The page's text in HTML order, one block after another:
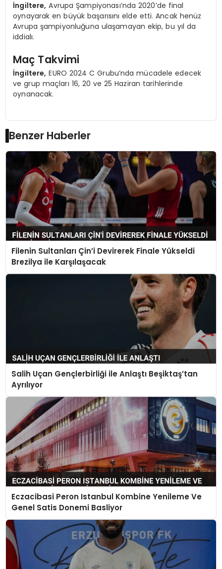
İngiltere, Avrupa Şampiyonası’nda 2020’de final
oynayarak en büyük başarısını elde etti. Ancak henüz
Avrupa şampiyonluğuna ulaşamayan ekip, bu yıl da
iddialı.
Maç Takvimi
İngiltere, EURO 2024 C Grubu’nda mücadele edecek
ve grup maçları 16, 20 ve 25 Haziran tarihlerinde
oynanacak.
Benzer Haberler
Filenin Sultanları Çin’i Devirerek Finale Yükseldi
Brezilya ile Karşılaşacak
Salih Uçan Gençlerbirliği ile Anlaştı Beşiktaş’tan
Ayrılıyor
Eczacibasi Peron Istanbul Kombine Yenileme Ve
Genel Satis Donemi Basliyor